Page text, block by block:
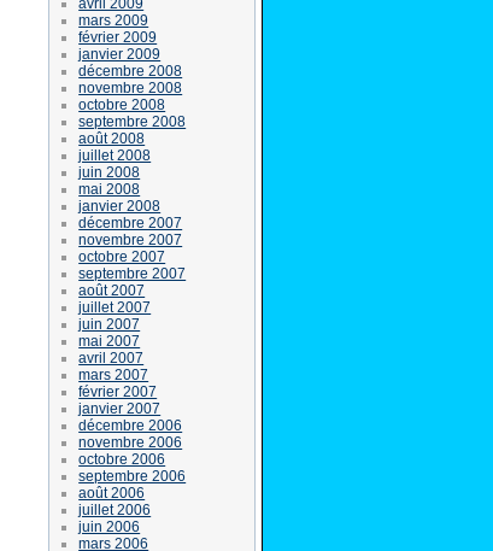
mars 2009
février 2009
janvier 2009
décembre 2008
novembre 2008
octobre 2008
septembre 2008
août 2008
juillet 2008
juin 2008
mai 2008
janvier 2008
décembre 2007
novembre 2007
octobre 2007
septembre 2007
août 2007
juillet 2007
juin 2007
mai 2007
avril 2007
mars 2007
février 2007
janvier 2007
décembre 2006
novembre 2006
octobre 2006
septembre 2006
août 2006
juillet 2006
juin 2006
mars 2006